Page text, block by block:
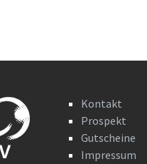
Kontakt
Prospekt
Gutscheine
Impressum